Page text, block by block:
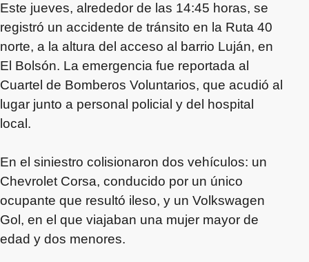
Este jueves, alrededor de las 14:45 horas, se
registró un accidente de tránsito en la Ruta 40
norte, a la altura del acceso al barrio Luján, en
El Bolsón. La emergencia fue reportada al
Cuartel de Bomberos Voluntarios, que acudió al
lugar junto a personal policial y del hospital
local.
En el siniestro colisionaron dos vehículos: un
Chevrolet Corsa, conducido por un único
ocupante que resultó ileso, y un Volkswagen
Gol, en el que viajaban una mujer mayor de
edad y dos menores.